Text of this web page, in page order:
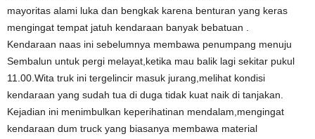
mayoritas alami luka dan bengkak karena benturan yang keras
mengingat tempat jatuh kendaraan banyak bebatuan .
Kendaraan naas ini sebelumnya membawa penumpang menuju
Sembalun untuk pergi melayat,ketika mau balik lagi sekitar pukul
11.00.Wita truk ini tergelincir masuk jurang,melihat kondisi
kendaraan yang sudah tua di duga tidak kuat naik di tanjakan.
Kejadian ini menimbulkan keperihatinan mendalam,mengingat
kendaraan dum truck yang biasanya membawa material